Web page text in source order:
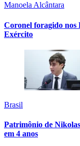
Manoela Alcântara
Coronel foragido nos
Exército
Brasil
Patrimônio de
em 4 anos